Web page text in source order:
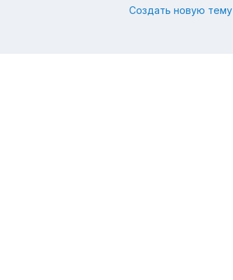
Создать новую тему